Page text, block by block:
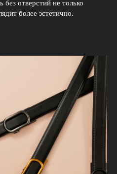
отверстий не только
более эстетично.